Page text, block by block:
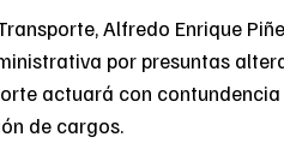
Alfredo Enrique
por presuntas
actuará con
de cargos.